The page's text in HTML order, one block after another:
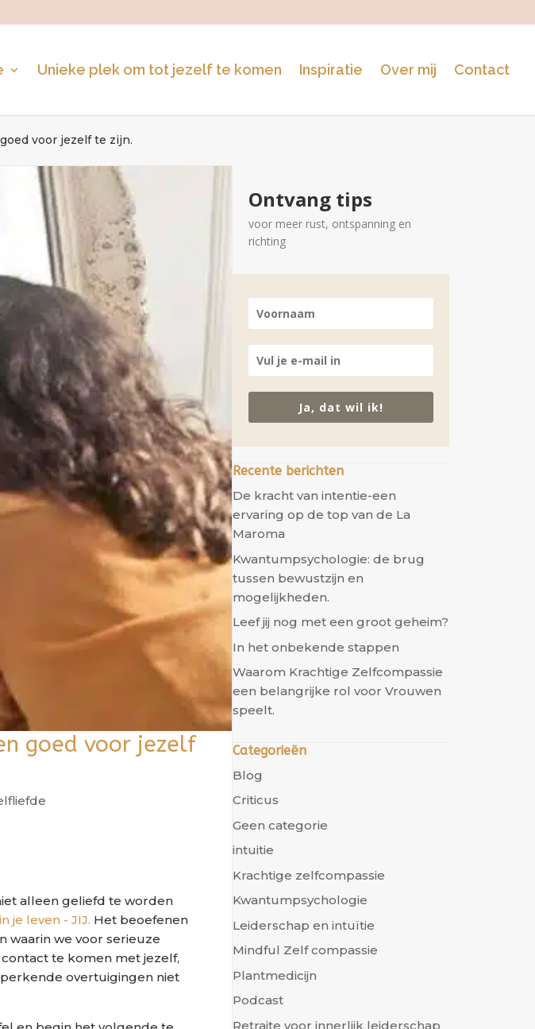
Unieke plek om tot jezelf te komen Inspiratie Over mij Contact
voor jezelf te zijn.
goed voor jezelf
alleen geliefd te worden
je leven - JIJ. Het beoefenen
waarin we voor serieuze
te komen met jezelf,
overtuigingen niet
Ontvang tips
voor meer rust, ontspanning en
richting
Ja, dat wil ik!
Recente berichten
De kracht van intentie-een
ervaring op de top van de La
Maroma
Kwantumpsychologie: de brug
tussen bewustzijn en
mogelijkheden.
Leef jij nog met een groot geheim?
In het onbekende stappen
Waarom Krachtige Zelfcompassie
een belangrijke rol voor Vrouwen
speelt.
Categorieën
Blog
Criticus
Geen categorie
intuitie
Krachtige zelfcompassie
Kwantumpsychologie
Leiderschap en intuïtie
Mindful Zelf compassie
Plantmedicijn
Podcast
Retraite voor innerlijk leiderschap